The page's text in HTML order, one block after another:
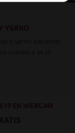
YERNO
EN WEBCAM